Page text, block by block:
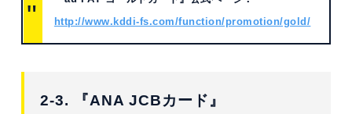
http://www.kddi-fs.com/function/promotion/gold/
2-3. 『ANA JCBカード』